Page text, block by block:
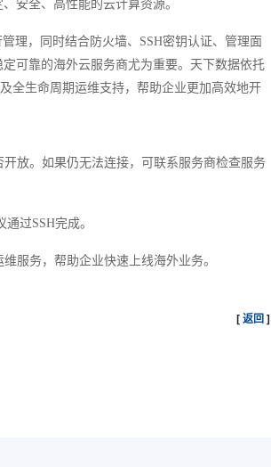
安全、高性能的云计算资源。
理，同时结合防火墙、SSH密钥认证、管理面
可靠的海外云服务商尤为重要。天下数据依托
全生命周期运维支持，帮助企业更加高效地开
放。如果仍无法连接，可联系服务商检查服务
过SSH完成。
服务，帮助企业快速上线海外业务。
[返回]